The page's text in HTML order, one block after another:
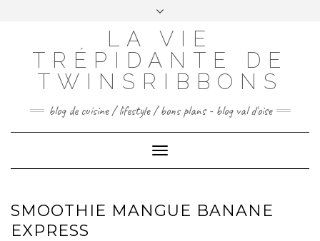
FACEBOOKINSTAGRAM
PINTEREST
CONTACTEZ-MOI
LA VIE
TRÉPIDANTE DE
TWINSRIBBONS
blog de cuisine / lifestyle / bons plans - blog val d'oise
Toggle
Navigation
SMOOTHIE MANGUE BANANE
EXPRESS